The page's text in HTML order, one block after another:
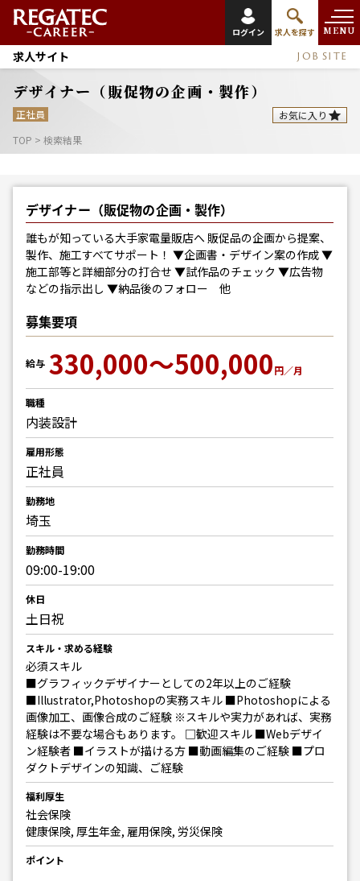
ログイン 求人を探す MENU
求人サイト JOB SITE
デザイナー（販促物の企画・製作）
正社員
お気に入り
TOP > 検索結果
デザイナー（販促物の企画・製作）
誰もが知っている大手家電量販店へ 販促品の企画から提案、
製作、施工すべてサポート！ ▼企画書・デザイン案の作成 ▼
施工部等と詳細部分の打合せ ▼試作品のチェック ▼広告物
などの指示出し ▼納品後のフォロー 他
募集要項
給与 330,000～500,000円／月
職種
内装設計
雇用形態
正社員
勤務地
埼玉
勤務時間
09:00-19:00
休日
土日祝
スキル・求める経験
必須スキル
■グラフィックデザイナーとしての2年以上のご経験
■Illustrator,Photoshopの実務スキル ■Photoshopによる
画像加工、画像合成のご経験 ※スキルや実力があれば、実務
経験は不要な場合もあります。 □歓迎スキル ■Webデザイ
ン経験者 ■イラストが描ける方 ■動画編集のご経験 ■プロ
ダクトデザインの知識、ご経験
福利厚生
社会保険
健康保険, 厚生年金, 雇用保険, 労災保険
ポイント